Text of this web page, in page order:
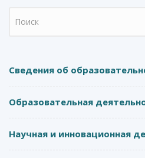
Форма поиска
Сведения об
Образовательная
Научная и инновационная